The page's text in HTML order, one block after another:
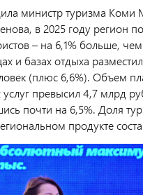
министр туризма Коми
в 2025 году регион
– на 6,1% больше,
и базах отдыха
(плюс 6,6%). Объем
услуг превысил 4,7 млрд
почти на 6,5%. Доля
продукте